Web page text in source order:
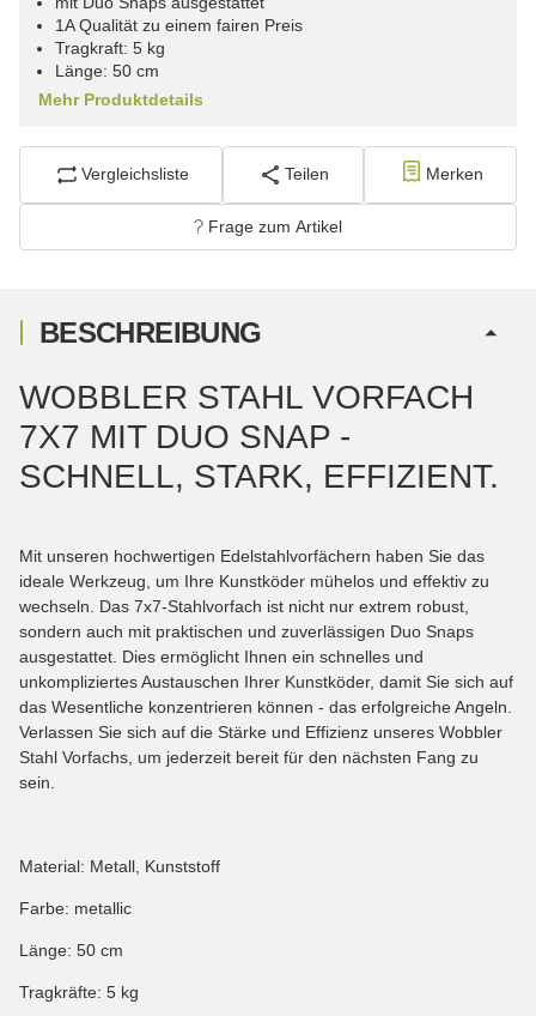
1A Qualität zu einem fairen Preis
Tragkraft: 5 kg
Länge: 50 cm
Mehr Produktdetails
Vergleichsliste Teilen Merken
Frage zum Artikel
BESCHREIBUNG
WOBBLER STAHL VORFACH
7X7 MIT DUO SNAP -
SCHNELL, STARK, EFFIZIENT.
Mit unseren hochwertigen Edelstahlvorfächern haben Sie das
ideale Werkzeug, um Ihre Kunstköder mühelos und effektiv zu
wechseln. Das 7x7-Stahlvorfach ist nicht nur extrem robust,
sondern auch mit praktischen und zuverlässigen Duo Snaps
ausgestattet. Dies ermöglicht Ihnen ein schnelles und
unkompliziertes Austauschen Ihrer Kunstköder, damit Sie sich auf
das Wesentliche konzentrieren können - das erfolgreiche Angeln.
Verlassen Sie sich auf die Stärke und Effizienz unseres Wobbler
Stahl Vorfachs, um jederzeit bereit für den nächsten Fang zu
sein.
Material: Metall, Kunststoff
Farbe: metallic
Länge: 50 cm
Tragkräfte: 5 kg